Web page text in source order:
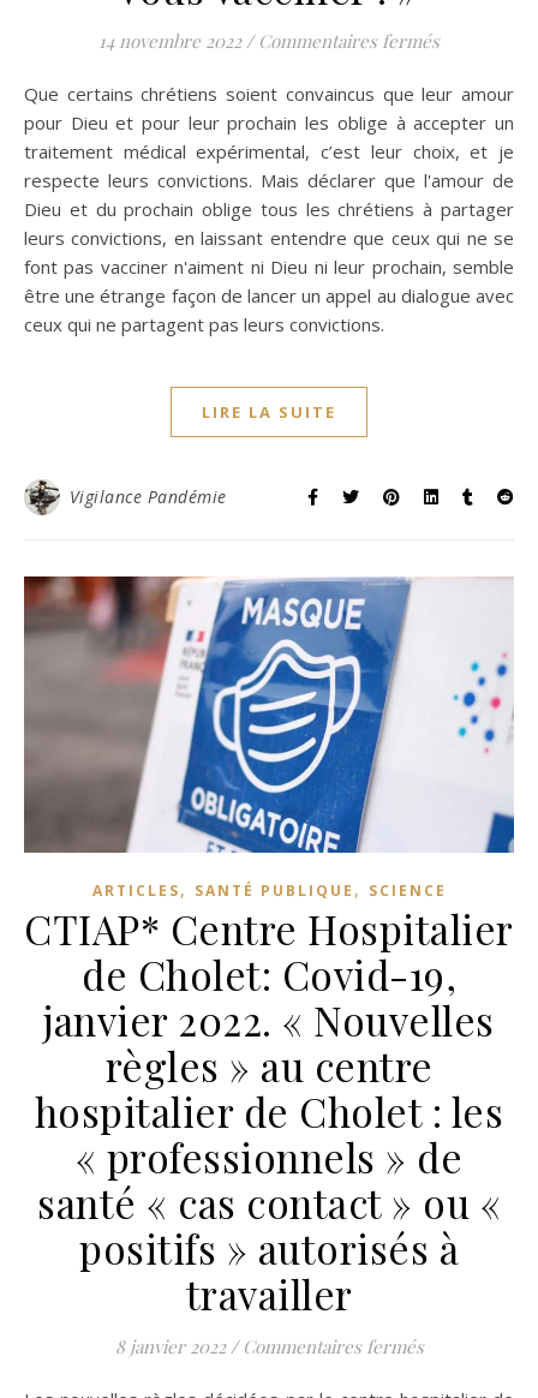
14 novembre 2022 / Commentaires ferméssur Une
Que certains chrétiens soient convaincus que leur amour
pour Dieu et pour leur prochain les oblige à accepter un
traitement médical expérimental, c’est leur choix, et je
respecte leurs convictions. Mais déclarer que l'amour de
Dieu et du prochain oblige tous les chrétiens à partager
leurs convictions, en laissant entendre que ceux qui ne se
font pas vacciner n'aiment ni Dieu ni leur prochain, semble
être une étrange façon de lancer un appel au dialogue avec
ceux qui ne partagent pas leurs convictions.
LIRE LA SUITE
Vigilance Pandémie
ARTICLES, SANTÉ PUBLIQUE , SCIENCE
CTIAP* Centre Hospitalier
de Cholet: Covid-19,
janvier 2022. « Nouvelles
règles » au centre
hospitalier de Cholet : les
« professionnels » de
santé « cas contact » ou «
positifs » autorisés à
travailler
8 janvier 2022 / Commentaires ferméssur CTIAP*